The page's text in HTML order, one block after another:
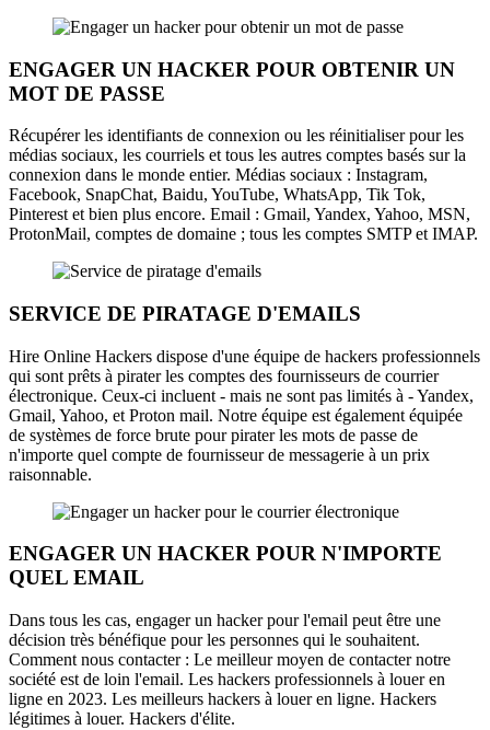
ENGAGER UN HACKER POUR OBTENIR UN
MOT DE PASSE
Récupérer les identifiants de connexion ou les réinitialiser pour les
médias sociaux, les courriels et tous les autres comptes basés sur la
connexion dans le monde entier. Médias sociaux : Instagram,
Facebook, SnapChat, Baidu, YouTube, WhatsApp, Tik Tok,
Pinterest et bien plus encore. Email : Gmail, Yandex, Yahoo, MSN,
ProtonMail, comptes de domaine ; tous les comptes SMTP et IMAP.
SERVICE DE PIRATAGE D'EMAILS
Hire Online Hackers dispose d'une équipe de hackers professionnels
qui sont prêts à pirater les comptes des fournisseurs de courrier
électronique. Ceux-ci incluent - mais ne sont pas limités à - Yandex,
Gmail, Yahoo, et Proton mail. Notre équipe est également équipée
de systèmes de force brute pour pirater les mots de passe de
n'importe quel compte de fournisseur de messagerie à un prix
raisonnable.
ENGAGER UN HACKER POUR N'IMPORTE
QUEL EMAIL
Dans tous les cas, engager un hacker pour l'email peut être une
décision très bénéfique pour les personnes qui le souhaitent.
Comment nous contacter : Le meilleur moyen de contacter notre
société est de loin l'email. Les hackers professionnels à louer en
ligne en 2023. Les meilleurs hackers à louer en ligne. Hackers
légitimes à louer. Hackers d'élite.